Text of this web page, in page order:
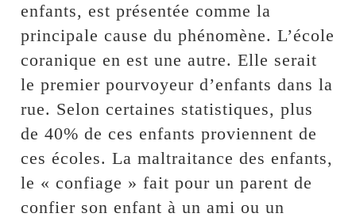
enfants, est présentée comme la
principale cause du phénomène. L’école
coranique en est une autre. Elle serait
le premier pourvoyeur d’enfants dans la
rue. Selon certaines statistiques, plus
de 40% de ces enfants proviennent de
ces écoles. La maltraitance des enfants,
le « confiage » fait pour un parent de
confier son enfant à un ami ou un